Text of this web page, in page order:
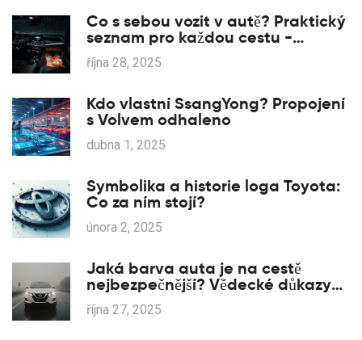
Co s sebou vozit v autě? Praktický
seznam pro každou cestu -
Mercedes-Benz i jiné vozy
října 28, 2025
Kdo vlastní SsangYong? Propojení
s Volvem odhaleno
dubna 1, 2025
Symbolika a historie loga Toyota:
Co za ním stojí?
února 2, 2025
Jaká barva auta je na cestě
nejbezpečnější? Vědecké důkazy
pro Nissan a jiné vozy
října 27, 2025